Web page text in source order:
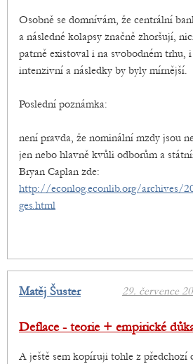
Osobně se domnívám, že centrální
a následné kolapsy značně zhoršují,
patrně existoval i na svobodném trhu,
intenzivní a následky by byly mírnější.
Poslední poznámka:
není pravda, že nominální mzdy jsou
jen nebo hlavně kvůli odborům a
Bryan Caplan zde:
http://econlog.econlib.org/archives/
ges.html
29. července
Matěj Šuster
Deflace - teorie + empirické
A ještě sem kopíruji tohle z předchozí